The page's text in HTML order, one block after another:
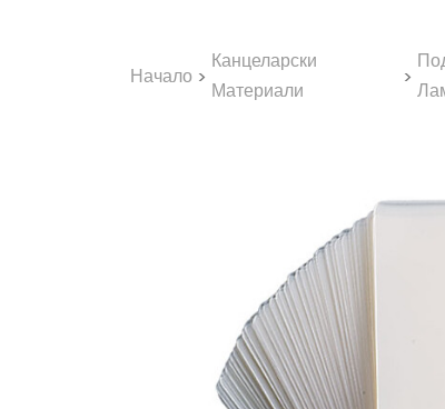
Начало >
Канцеларски
Материали
>